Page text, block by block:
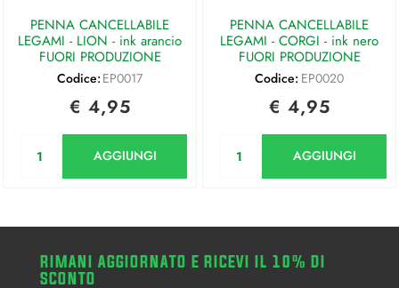
PENNA CANCELLABILE
LEGAMI - LION - ink arancio
FUORI PRODUZIONE
Codice: EP0017
€ 4,95
AGGIUNGI
PENNA CANCELLABILE
LEGAMI - CORGI - ink nero
FUORI PRODUZIONE
Codice: EP0020
€ 4,95
AGGIUNGI
RIMANI AGGIORNATO E RICEVI IL 10% DI
SCONTO